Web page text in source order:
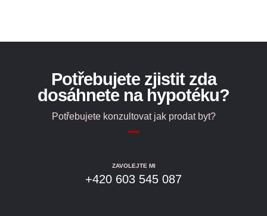
Potřebujete zjistit zda
dosáhnete na hypotéku?
Potřebujete konzultovat jak prodat byt?
ZAVOLEJTE MI
+420 603 545 087